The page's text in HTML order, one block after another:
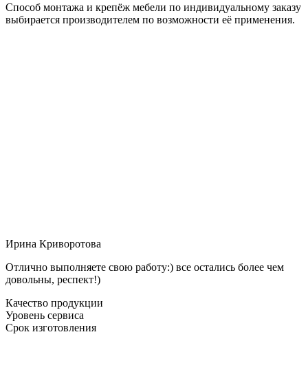
Способ монтажа и крепёж мебели по индивидуальному заказу
выбирается производителем по возможности её применения.
Ирина Криворотова
Отлично выполняете свою работу:) все остались более чем
довольны, респект!)
Качество продукции
Уровень сервиса
Срок изготовления